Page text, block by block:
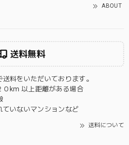
ABOUT
送料無料
料をいただいております。
０km 以上距離がある場合
ていないマンションなど
送料について